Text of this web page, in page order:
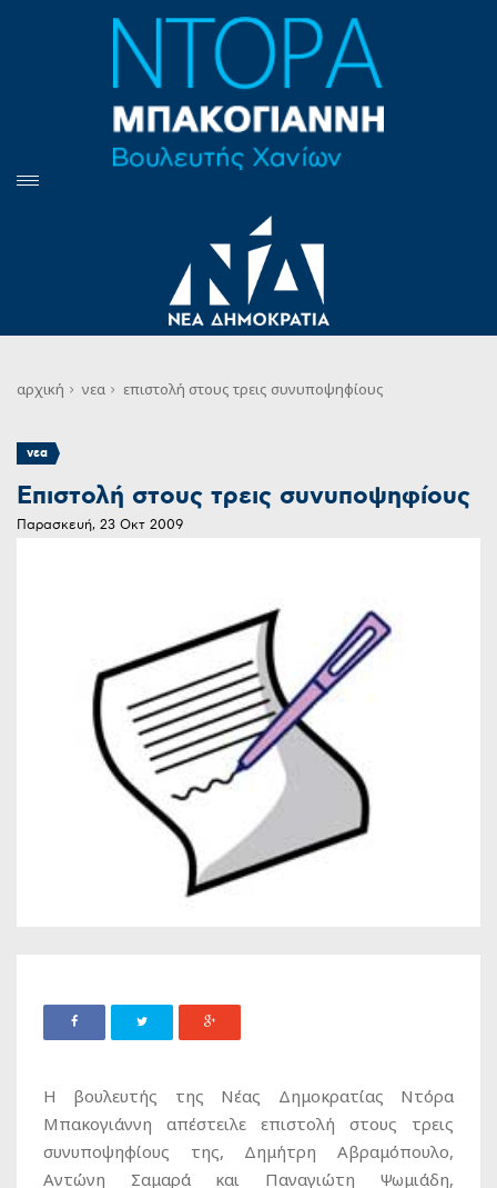
αρχική νεα επιστολή στους τρεις συνυποψηφίους
νεα
Επιστολή στους τρεις συνυποψηφίους
Παρασκευή, 23 Οκτ 2009
H βουλευτής της Νέας Δημοκρατίας Ντόρα
Μπακογιάννη απέστειλε επιστολή στους τρεις
συνυποψηφίους της, Δημήτρη Αβραμόπουλο,
Αντώνη Σαμαρά και Παναγιώτη Ψωμιάδη,